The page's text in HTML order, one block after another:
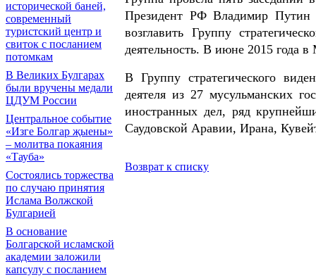
исторической баней,
современный
туристский центр и
свиток с посланием
потомкам
В Великих Булгарах
были вручены медали
ЦДУМ России
Центральное событие
«Изге Болгар җыены»
– молитва покаяния
«Тауба»
Состоялись торжества
по случаю принятия
Ислама Волжской
Булгарией
В основание
Болгарской исламской
академии заложили
капсулу с посланием
Президент РФ Владимир Путин
возглавить Группу
деятельность. В июне 2015 года
В Группу стратегического
деятеля из 27 мусульманских
иностранных дел, ряд
Саудовской Аравии, Ирана,
Возврат к списку